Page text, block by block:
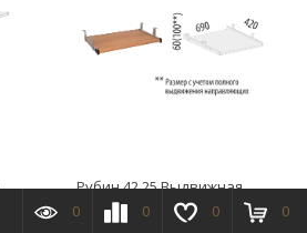
Рубин 42.25 Выдвижная
панель
0 0 0 0